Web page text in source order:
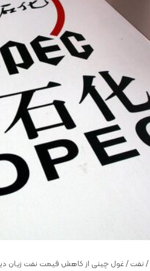
/ نفت /غول چینی از کاهش قیمت نفت زیان